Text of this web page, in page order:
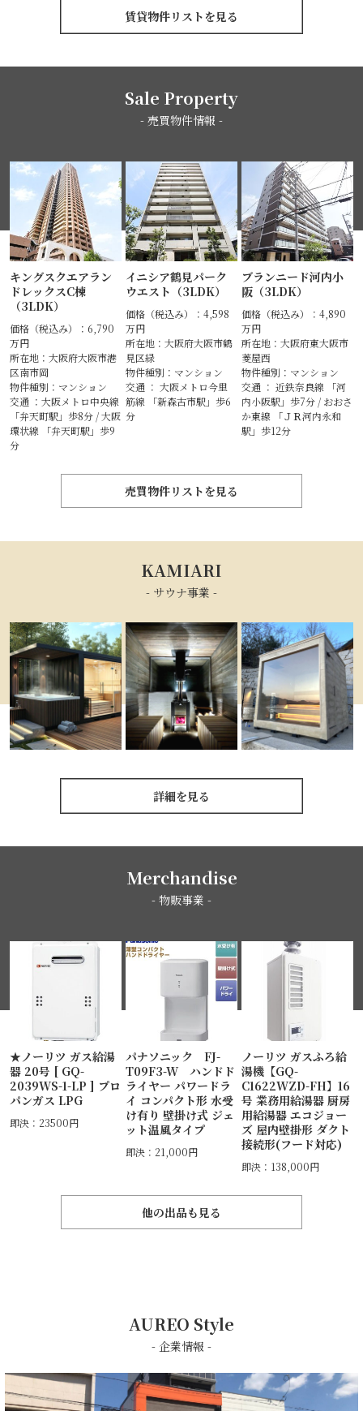
賃貸物件リストを見る
Sale Property
- 売買物件情報 -
キングスクエアラン
ドレックスC棟
（3LDK）
価格（税込み）：6,790
万円
所在地：大阪府大阪市港
区南市岡
物件種別：マンション
交通 ：大阪メトロ中央線
「弁天町駅」歩8分 / 大阪
環状線 「弁天町駅」歩9
分
イニシア鶴見パーク
ウエスト（3LDK）
価格（税込み）：4,598
万円
所在地：大阪府大阪市鶴
見区緑
物件種別：マンション
交通 ： 大阪メトロ今里
筋線 「新森古市駅」歩6
分
ブランニード河内小
阪（3LDK）
価格（税込み）：4,890
万円
所在地：大阪府東大阪市
菱屋西
物件種別：マンション
交通 ： 近鉄奈良線 「河
内小阪駅」歩7分 / おおさ
か東線 「ＪＲ河内永和
駅」歩12分
売買物件リストを見る
KAMIARI
- サウナ事業 -
詳細を見る
Merchandise
- 物販事業 -
★ノーリツ ガス給湯
器 20号 [ GQ-
2039WS-1-LP ] プロ
パンガス LPG
即決：23500円
パナソニック FJ-
T09F3-W ハンドド
ライヤー パワードラ
イ コンパクト形 水受
け有り 壁掛け式 ジェ
ット温風タイプ
即決：21,000円
ノーリツ ガスふろ給
湯機【GQ-
C1622WZD-FH】16
号 業務用給湯器 厨房
用給湯器 エコジョー
ズ 屋内壁掛形 ダクト
接続形(フード対応)
即決：138,000円
他の出品も見る
AUREO Style
- 企業情報 -